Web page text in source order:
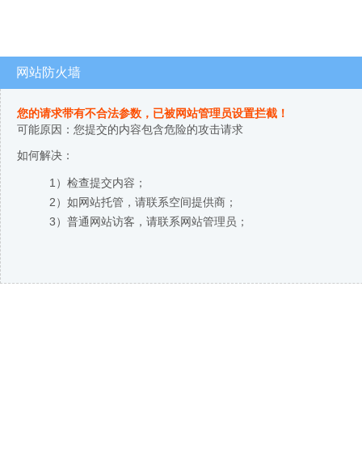
网站防火墙
您的请求带有不合法参数，已被网站管理员设置拦截！
可能原因：您提交的内容包含危险的攻击请求
如何解决：
1）检查提交内容；
2）如网站托管，请联系空间提供商；
3）普通网站访客，请联系网站管理员；